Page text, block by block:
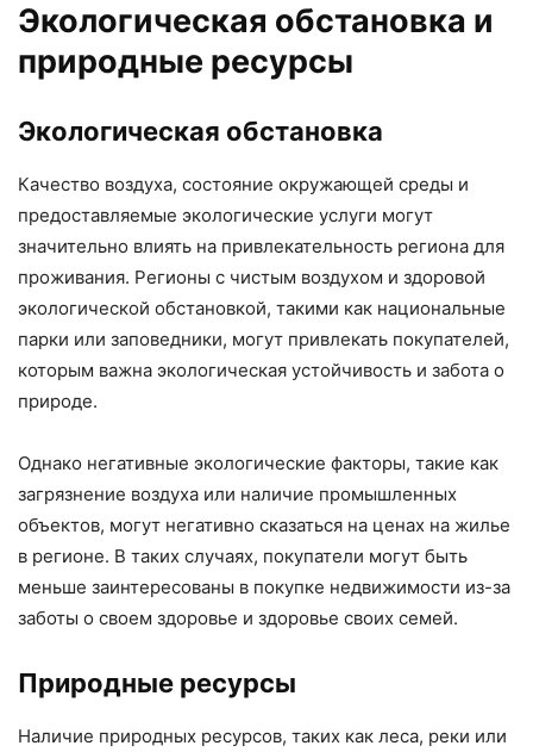
Экологическая обстановка и
природные ресурсы
Экологическая обстановка
Качество воздуха, состояние окружающей среды и
предоставляемые экологические услуги могут
значительно влиять на привлекательность региона для
проживания. Регионы с чистым воздухом и здоровой
экологической обстановкой, такими как национальные
парки или заповедники, могут привлекать покупателей,
которым важна экологическая устойчивость и забота о
природе.
Однако негативные экологические факторы, такие как
загрязнение воздуха или наличие промышленных
объектов, могут негативно сказаться на ценах на жилье
в регионе. В таких случаях, покупатели могут быть
меньше заинтересованы в покупке недвижимости из-за
заботы о своем здоровье и здоровье своих семей.
Природные ресурсы
Наличие природных ресурсов, таких как леса, реки или